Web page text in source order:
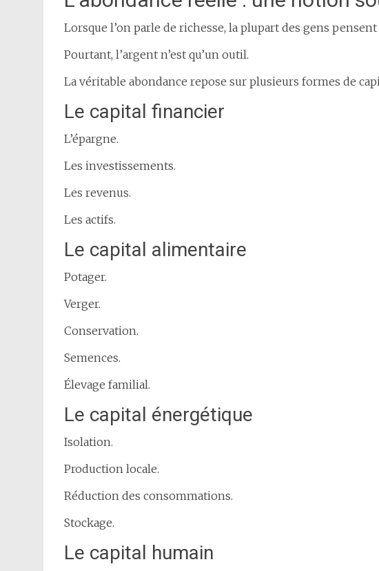
Lorsque l’on parle de richesse, la plupart des gens
Pourtant, l’argent n’est qu’un outil.
La véritable abondance repose sur plusieurs formes de
Le capital financier
L’épargne.
Les investissements.
Les revenus.
Les actifs.
Le capital alimentaire
Potager.
Verger.
Conservation.
Semences.
Élevage familial.
Le capital énergétique
Isolation.
Production locale.
Réduction des consommations.
Stockage.
Le capital humain